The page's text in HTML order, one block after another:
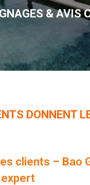
& AVIS
DONNENT
clients – Bao